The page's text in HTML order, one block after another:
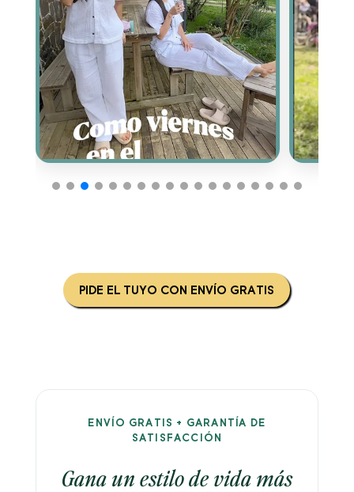
PIDE EL TUYO CON ENVÍO GRATIS
ENVÍO GRATIS + GARANTÍA DE
SATISFACCIÓN
Gana un estilo de vida más